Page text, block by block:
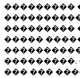
���������
���������
�����
���������.
��� ���